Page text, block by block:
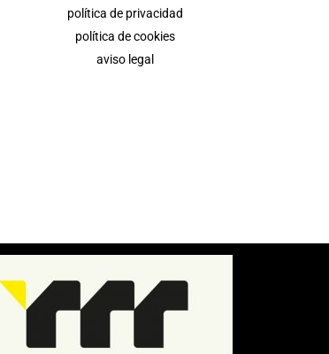
política de privacidad
política de cookies
aviso legal